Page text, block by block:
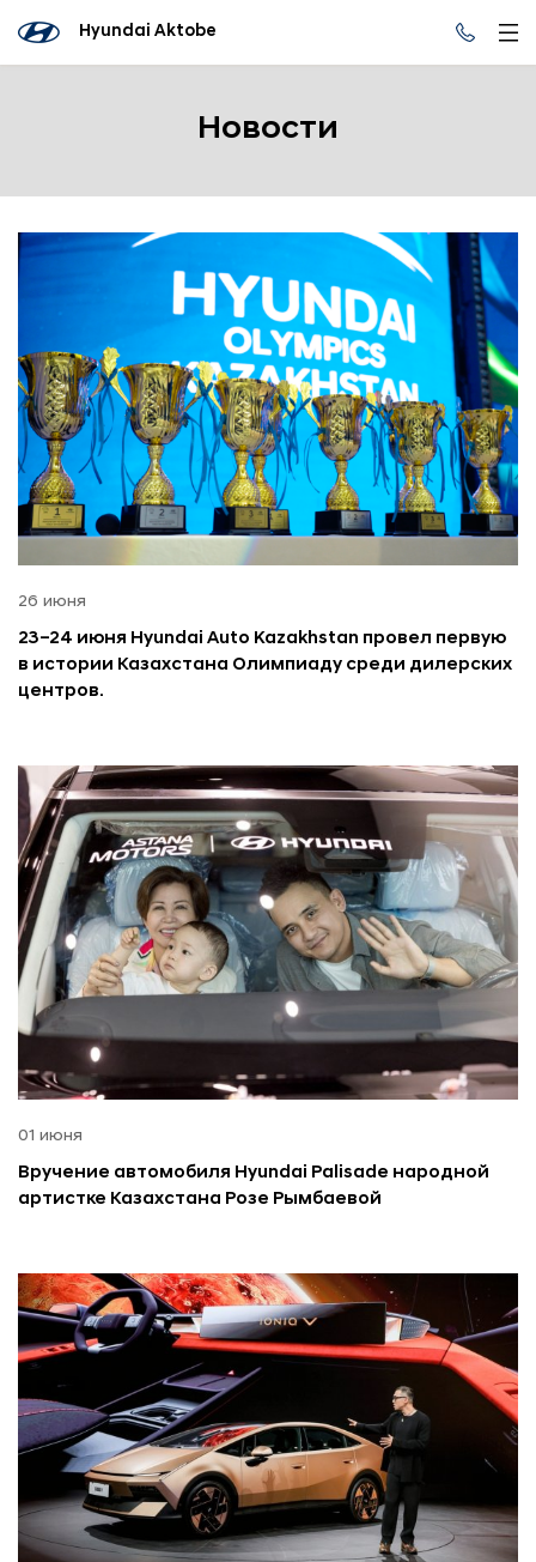
Hyundai Aktobe
Новости
26 июня
23–24 июня Hyundai Auto Kazakhstan провел первую
в истории Казахстана Олимпиаду среди дилерских
центров.
01 июня
Вручение автомобиля Hyundai Palisade народной
артистке Казахстана Розе Рымбаевой